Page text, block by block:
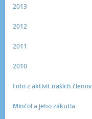
2013
2012
2011
2010
Foto z aktivít naších členov
Minčol a jeho zákutia